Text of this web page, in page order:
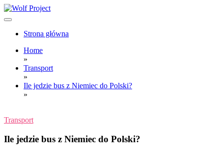
Skip
to
Wolf Project
Strona główna
Home
»
Transport
»
Ile jedzie bus z Niemiec do Polski?
»
Transport
Ile jedzie bus z Niemiec do Polski?